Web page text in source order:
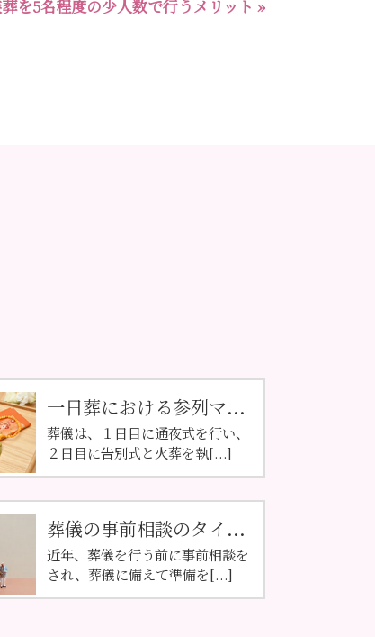
を5名程度の少人数で行うメリット »
一日葬における参列マ...
葬儀は、１日目に通夜式を行い、
２日目に告別式と火葬を執[...]
葬儀の事前相談のタイ...
近年、葬儀を行う前に事前相談を
され、葬儀に備えて準備を[...]